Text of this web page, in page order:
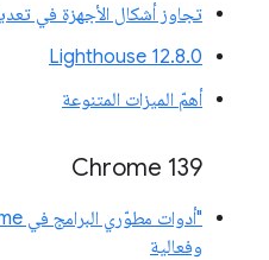
تجاوز أشكال الأجهزة في
‫Lighthouse 12.8.0
أهمّ الميزات المتنوعة
‫Chrome 139
وفعالية